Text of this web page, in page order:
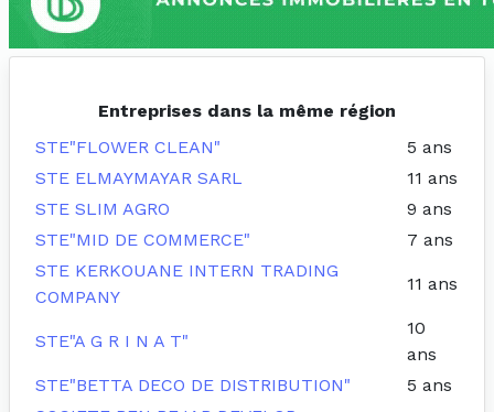
Entreprises dans la même région
STE"FLOWER CLEAN"
5 ans
STE ELMAYMAYAR SARL
11 ans
STE SLIM AGRO
9 ans
STE"MID DE COMMERCE"
7 ans
STE KERKOUANE INTERN TRADING
COMPANY
11 ans
STE"A G R I N A T"
10
ans
STE"BETTA DECO DE DISTRIBUTION"
5 ans